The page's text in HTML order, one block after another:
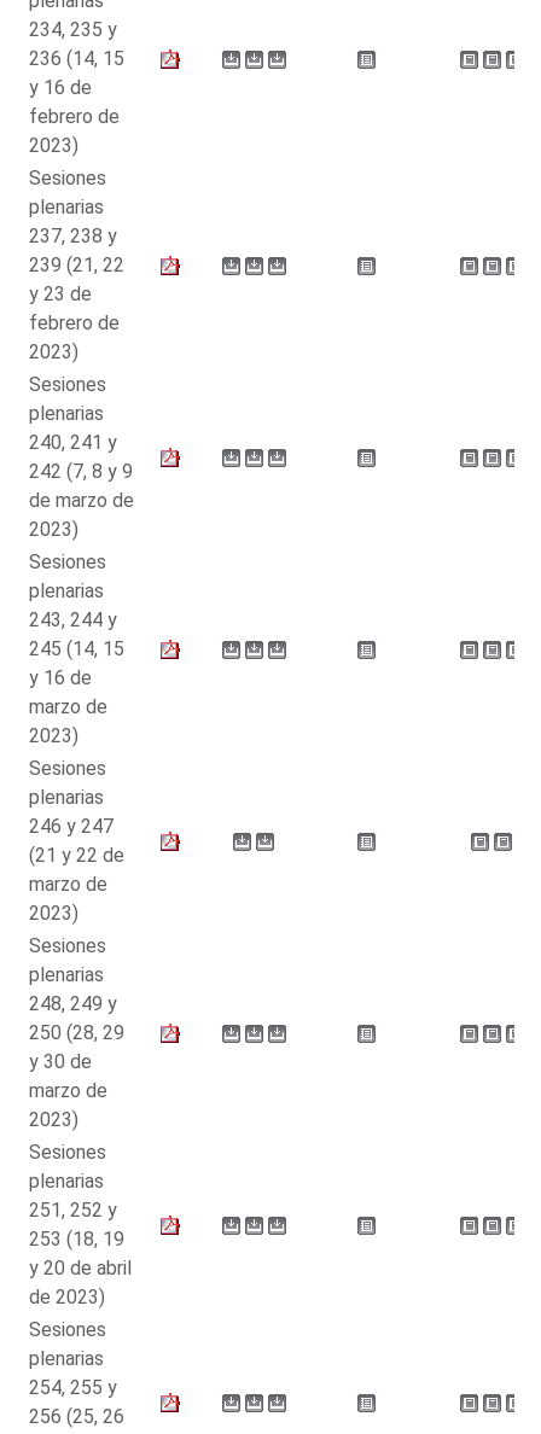
234, 235 y
236 (14, 15
y 16 de
febrero de
2023)
Sesiones
plenarias
237, 238 y
239 (21, 22
y 23 de
febrero de
2023)
Sesiones
plenarias
240, 241 y
242 (7, 8 y 9
de marzo de
2023)
Sesiones
plenarias
243, 244 y
245 (14, 15
y 16 de
marzo de
2023)
Sesiones
plenarias
246 y 247
(21 y 22 de
marzo de
2023)
Sesiones
plenarias
248, 249 y
250 (28, 29
y 30 de
marzo de
2023)
Sesiones
plenarias
251, 252 y
253 (18, 19
y 20 de abril
de 2023)
Sesiones
plenarias
254, 255 y
256 (25, 26